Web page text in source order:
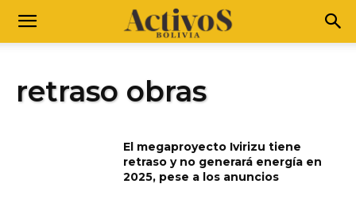
retraso obras
El megaproyecto Ivirizu tiene
retraso y no generará energía en
2025, pese a los anuncios